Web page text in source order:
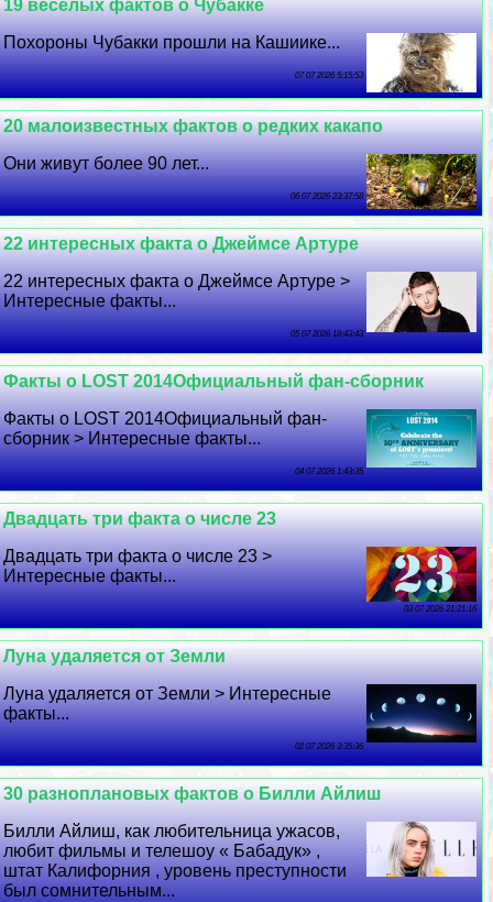
19 веселых фактов о Чубакке
Похороны Чубакки прошли на Кашиике...
07 07 2026 5:15:53
20 малоизвестных фактов о редких какапо
Они живут более 90 лет...
06 07 2026 23:37:58
22 интересных факта о Джеймсе Артуре
22 интересных факта о Джеймсе Артуре >
Интересные факты...
05 07 2026 18:43:43
Факты о LOST 2014Официальный фан-сборник
Факты о LOST 2014Официальный фан-
сборник > Интересные факты...
04 07 2026 1:43:35
Двадцать три факта о числе 23
Двадцать три факта о числе 23 >
Интересные факты...
03 07 2026 21:21:16
Луна удаляется от Земли
Луна удаляется от Земли > Интересные
факты...
02 07 2026 3:35:36
30 разноплановых фактов о Билли Айлиш
Билли Айлиш, как любительница ужасов,
любит фильмы и телешоу « Бабадук» ,
штат Калифорния , уровень преступности
был сомнительным...